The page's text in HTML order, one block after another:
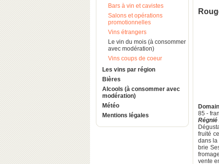
Bars à vin et cavistes
Salons et opérations
promotionnelles
Vins étrangers
Le vin du mois (à consommer
avec modération)
Vins coups de coeur
Les vins par région
Bières
Alcools (à consommer avec
modération)
Météo
Mentions légales
85 -
Régnié
fruité
dans la
brie
vente